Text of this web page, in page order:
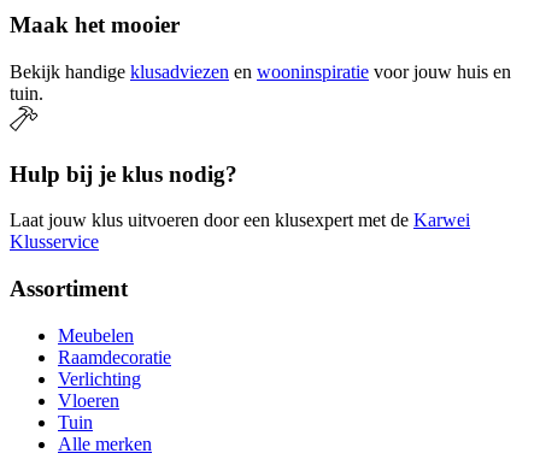
Maak het mooier
Bekijk handige klusadviezen en wooninspiratie voor jouw huis en
tuin.
Hulp bij je klus nodig?
Laat jouw klus uitvoeren door een klusexpert met de Karwei
Klusservice
Assortiment
Meubelen
Raamdecoratie
Verlichting
Vloeren
Tuin
Alle merken